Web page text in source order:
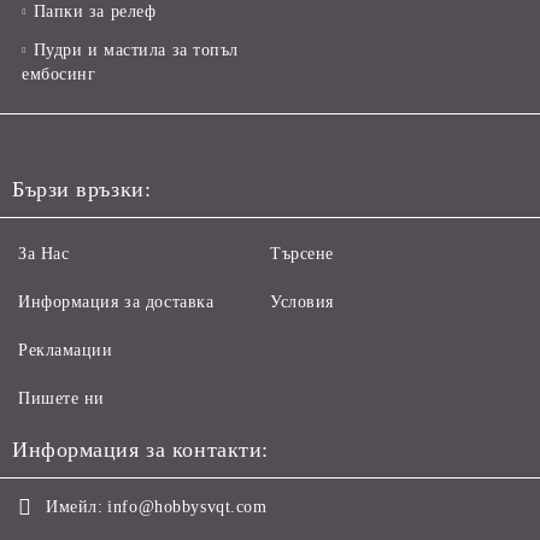
Папки за релеф
Пудри и мастила за топъл
ембосинг
Бързи връзки:
За Нас
Информация за доставка
Рекламации
Пишете ни
Търсене
Условия
Информация за контакти:
Имейл: info@hobbysvqt.com